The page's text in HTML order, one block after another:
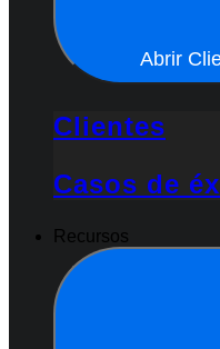
Abrir
Clientes
Casos de
Recursos